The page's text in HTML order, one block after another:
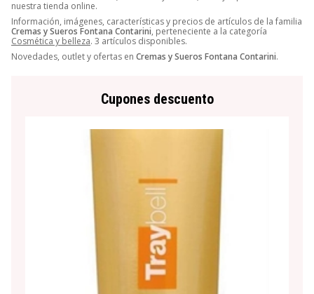
nuestra tienda online.
Información, imágenes, características y precios de artículos de la familia
Cremas y Sueros Fontana Contarini, perteneciente a la categoría
Cosmética y belleza. 3 artículos disponibles.
Novedades, outlet y ofertas en Cremas y Sueros Fontana Contarini.
Cupones descuento